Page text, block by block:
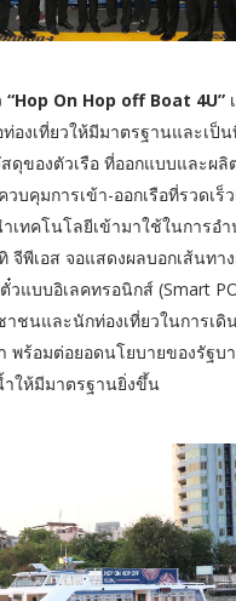
“Hop On Hop off Boat 4U”
องเที่ยวให้มีมาตรฐานและเป็
ดุของตัวเรือ ที่ออกแบบและผลิ
บคุมการเข้า-ออกเรือที่รวดเร็
เทคโนโลยีเข้ามาใช้ในการอ
จีพีเอส จอแสดงผลบอกเส้นทาง
วแบบอิเลคทรอนิกส์ (Smart
าชนและนักท่องเที่ยวในการเดิ
พร้อมต่อยอดนโยบายของรัฐบ
ำให้มีมาตรฐานยิ่งขึ้น